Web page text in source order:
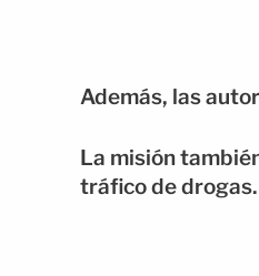
Además, las
La misión
tráfico de drogas.